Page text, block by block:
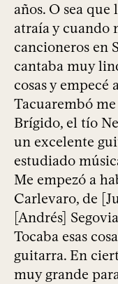
años. O sea
atraía y cuando
cancioneros en
cantaba muy
cosas y empecé
Tacuarembó
Brígido, el tío
un excelente
estudiado
Me empezó a
Carlevaro, de
[Andrés]
Tocaba esas
guitarra. En
muy grande